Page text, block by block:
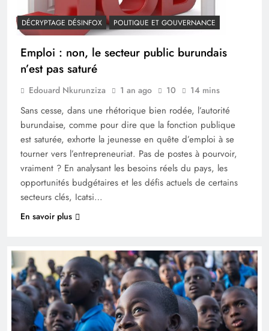
DÉCRYPTAGE DÉSINFOX POLITIQUE ET GOUVERNANCE
Emploi : non, le secteur public burundais
n’est pas saturé
Edouard Nkurunziza 1 an ago 10 14 mins
Sans cesse, dans une rhétorique bien rodée, l’autorité
burundaise, comme pour dire que la fonction publique
est saturée, exhorte la jeunesse en quête d’emploi à se
tourner vers l’entrepreneuriat. Pas de postes à pourvoir,
vraiment ? En analysant les besoins réels du pays, les
opportunités budgétaires et les défis actuels de certains
secteurs clés, Icatsi…
En savoir plus